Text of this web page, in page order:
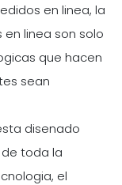
en linea, la
linea son solo
que hacen
sean
disenado
toda la
el